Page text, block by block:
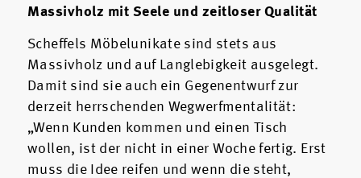
Massivholz mit Seele und zeitloser Qualität
Scheffels Möbelunikate sind stets aus
Massivholz und auf Langlebigkeit ausgelegt.
Damit sind sie auch ein Gegenentwurf zur
derzeit herrschenden Wegwerfmentalität:
„Wenn Kunden kommen und einen Tisch
wollen, ist der nicht in einer Woche fertig. Erst
muss die Idee reifen und wenn die steht,